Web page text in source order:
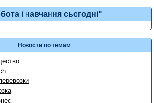
і навчання сьогодні"
Новости по темам